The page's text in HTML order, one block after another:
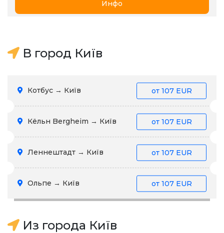
Инфо
В город Київ
Котбус → Київ от 107 EUR
Кёльн Bergheim → Київ от 107 EUR
Леннештадт → Київ от 107 EUR
Ольпе → Київ от 107 EUR
Из города Київ